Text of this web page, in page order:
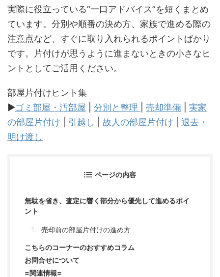
実際に役立っている“一口アドバイス”を短くまとめ
ています。分別や順番の決め方、家族で進める際の
注意点など、すぐに取り入れられるポイントばかり
です。片付けが思うように進まないときの小さなヒ
ントとしてご活用ください。
部屋片付けヒント集
▶ゴミ部屋・汚部屋 分別と整理 売却準備
実家
の部屋片付け
引越し 故人の部屋片付け
退去・
明け渡し
ページの内容
無駄を省き、査定に響く部分から優先して進めるポイ
ント
売却前の部屋片付けの進め方
こちらのコーナーのおすすめコラム
お問合せについて
=関連情報=